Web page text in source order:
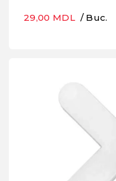
29,00 MDL / Buc.